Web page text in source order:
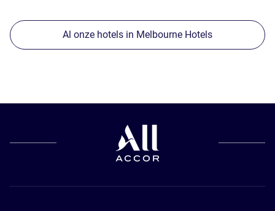
Al onze hotels in Melbourne Hotels